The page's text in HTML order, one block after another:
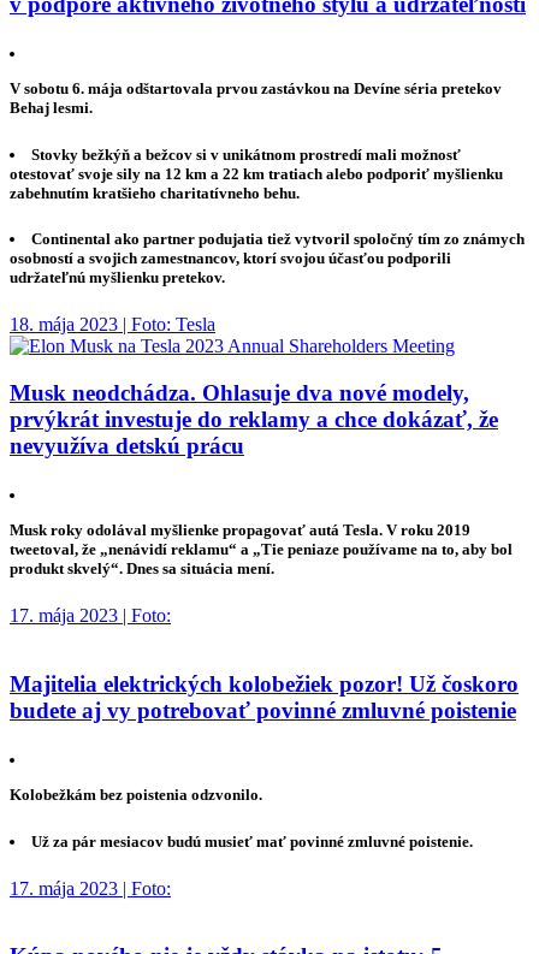
V sobotu 6. mája odštartovala prvou zastávkou na Devíne séria pretekov
Behaj lesmi.
Stovky bežkýň a bežcov si v unikátnom prostredí mali možnosť
otestovať svoje sily na 12 km a 22 km tratiach alebo podporiť myšlienku
zabehnutím kratšieho charitatívneho behu.
Continental ako partner podujatia tiež vytvoril spoločný tím zo známych
osobností a svojich zamestnancov, ktorí svojou účasťou podporili
udržateľnú myšlienku pretekov.
18. mája 2023 | Foto: Tesla
Musk neodchádza. Ohlasuje dva nové modely,
prvýkrát investuje do reklamy a chce dokázať, že
nevyužíva detskú prácu
Musk roky odolával myšlienke propagovať autá Tesla. V roku 2019
tweetoval, že „nenávidí reklamu“ a „Tie peniaze používame na to, aby bol
produkt skvelý“. Dnes sa situácia mení.
17. mája 2023 | Foto:
Majitelia elektrických kolobežiek pozor! Už čoskoro
budete aj vy potrebovať povinné zmluvné poistenie
Kolobežkám bez poistenia odzvonilo.
Už za pár mesiacov budú musieť mať povinné zmluvné poistenie.
17. mája 2023 | Foto: